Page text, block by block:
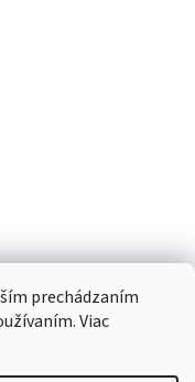
prechádzaním
Viac